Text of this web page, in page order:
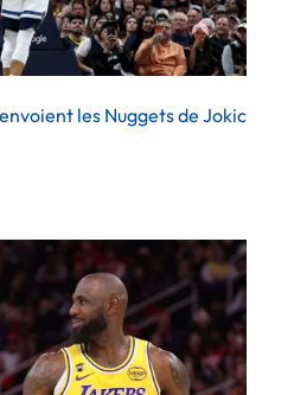
les Nuggets de Jokic